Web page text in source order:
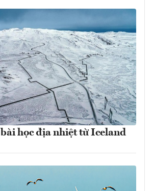
học địa nhiệt từ Iceland